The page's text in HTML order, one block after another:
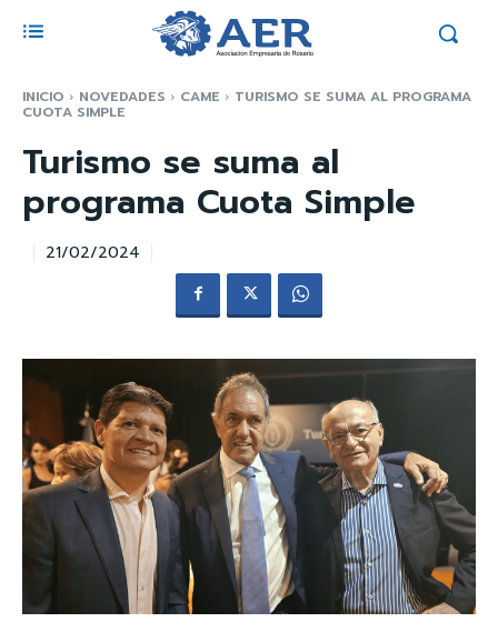
INICIO NOVEDADES CAME TURISMO SE SUMA AL PROGRAMA
CUOTA SIMPLE
Turismo se suma al
programa Cuota Simple
21/02/2024